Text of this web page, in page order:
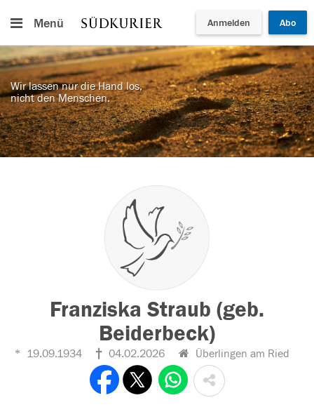
Menü Anmelden Abo
Wir lassen nur die Hand los,
nicht den Menschen.
Franziska Straub (geb.
Beiderbeck)
19.09.1934 04.02.2026 Überlingen am Ried